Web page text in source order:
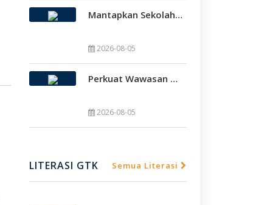
Mantapkan Sekolah Model, SMAMDA Sidoarjo Perkuat Pembelajaran Mendalam Dan KKA
2026-08-05
Perkuat Wawasan Global, SMAMDA Sidoarjo Gelar International Talk Show Bersama Mahasiswa Turki
SMAMDA.SCH.ID – SMA
2026-08-05
LITERASI GTK Semua Literasi